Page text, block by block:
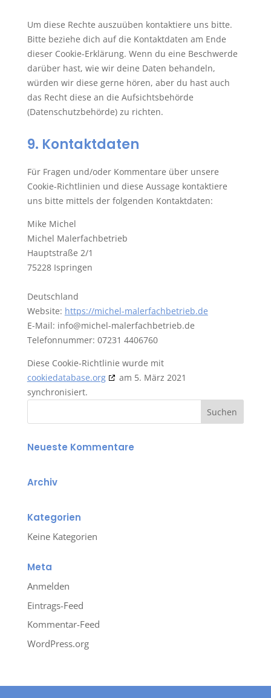
Um diese Rechte auszuüben kontaktiere uns bitte.
Bitte beziehe dich auf die Kontaktdaten am Ende
dieser Cookie-Erklärung. Wenn du eine Beschwerde
darüber hast, wie wir deine Daten behandeln,
würden wir diese gerne hören, aber du hast auch
das Recht diese an die Aufsichtsbehörde
(Datenschutzbehörde) zu richten.
9. Kontaktdaten
Für Fragen und/oder Kommentare über unsere
Cookie-Richtlinien und diese Aussage kontaktiere
uns bitte mittels der folgenden Kontaktdaten:
Mike Michel
Michel Malerfachbetrieb
Hauptstraße 2/1
75228 Ispringen
Deutschland
Website: https://michel-malerfachbetrieb.de
E-Mail: info@michel-malerfachbetrieb.de
Telefonnummer: 07231 4406760
Diese Cookie-Richtlinie wurde mit
cookiedatabase.org
am 5. März 2021
synchronisiert.
Neueste Kommentare
Archiv
Kategorien
Keine Kategorien
Meta
Anmelden
Eintrags-Feed
Kommentar-Feed
WordPress.org